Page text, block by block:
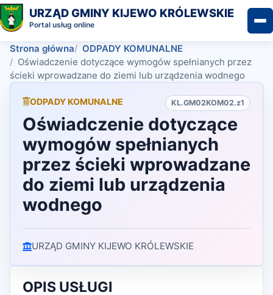
URZĄD GMINY KIJEWO KRÓLEWSKIE
Portal usług online
Strona główna
ODPADY KOMUNALNE
Oświadczenie dotyczące wymogów spełnianych przez
ścieki wprowadzane do ziemi lub urządzenia wodnego
ODPADY KOMUNALNE KL.GM02KOM02.z1
Oświadczenie dotyczące
wymogów spełnianych
przez ścieki wprowadzane
do ziemi lub urządzenia
wodnego
URZĄD GMINY KIJEWO KRÓLEWSKIE
OPIS USŁUGI